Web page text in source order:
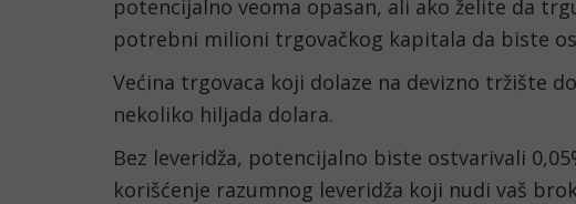
potencijalno veoma opasan, ali ako želite da
potrebni milioni trgovačkog kapitala da biste
Većina trgovaca koji dolaze na devizno tržište
nekoliko hiljada dolara.
Bez leveridža, potencijalno biste ostvarivali
korišćenje razumnog leveridža koji nudi vaš